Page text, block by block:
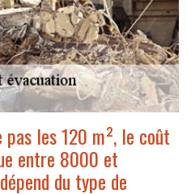
pas les 120 m², le coût
entre 8000 et
du type de